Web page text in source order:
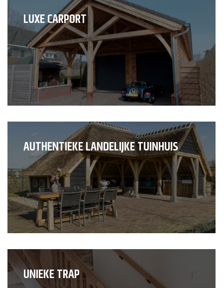
LUXE CARPORT
AUTHENTIEKE LANDELIJKE TUINHUIS
UNIEKE TRAP